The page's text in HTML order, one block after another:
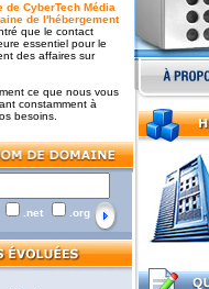
de CyberTech Média
de l'hébergement
que le contact
essentiel pour le
des affaires sur
ce que nous vous
constamment à
besoins.
.net .org